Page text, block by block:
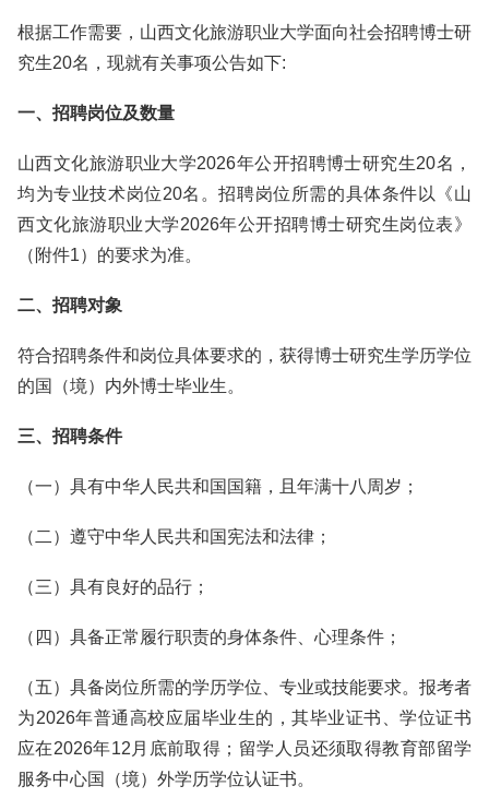
根据工作需要，山西文化旅游职业大学面向社会招聘博士研
究生20名，现就有关事项公告如下:
一、招聘岗位及数量
山西文化旅游职业大学2026年公开招聘博士研究生20名，
均为专业技术岗位20名。招聘岗位所需的具体条件以《山
西文化旅游职业大学2026年公开招聘博士研究生岗位表》
（附件1）的要求为准。
二、招聘对象
符合招聘条件和岗位具体要求的，获得博士研究生学历学位
的国（境）内外博士毕业生。
三、招聘条件
（一）具有中华人民共和国国籍，且年满十八周岁；
（二）遵守中华人民共和国宪法和法律；
（三）具有良好的品行；
（四）具备正常履行职责的身体条件、心理条件；
（五）具备岗位所需的学历学位、专业或技能要求。报考者
为2026年普通高校应届毕业生的，其毕业证书、学位证书
应在2026年12月底前取得；留学人员还须取得教育部留学
服务中心国（境）外学历学位认证书。